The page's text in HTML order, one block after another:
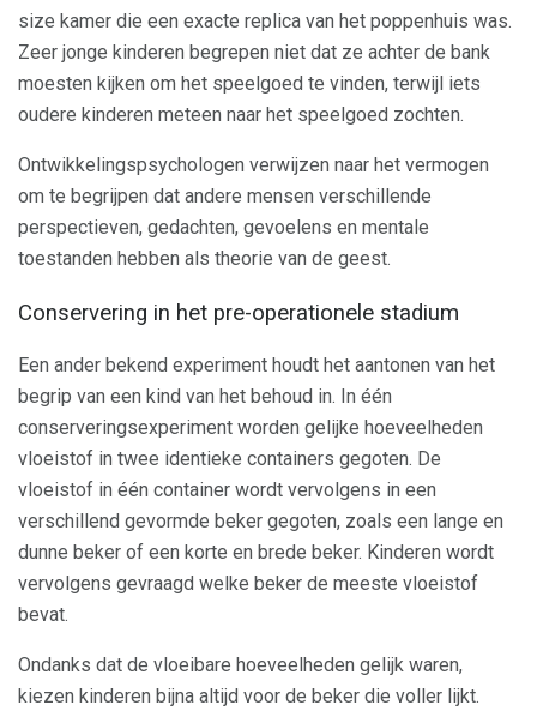
size kamer die een exacte replica van het poppenhuis was.
Zeer jonge kinderen begrepen niet dat ze achter de bank
moesten kijken om het speelgoed te vinden, terwijl iets
oudere kinderen meteen naar het speelgoed zochten.
Ontwikkelingspsychologen verwijzen naar het vermogen
om te begrijpen dat andere mensen verschillende
perspectieven, gedachten, gevoelens en mentale
toestanden hebben als theorie van de geest.
Conservering in het pre-operationele stadium
Een ander bekend experiment houdt het aantonen van het
begrip van een kind van het behoud in. In één
conserveringsexperiment worden gelijke hoeveelheden
vloeistof in twee identieke containers gegoten. De
vloeistof in één container wordt vervolgens in een
verschillend gevormde beker gegoten, zoals een lange en
dunne beker of een korte en brede beker. Kinderen wordt
vervolgens gevraagd welke beker de meeste vloeistof
bevat.
Ondanks dat de vloeibare hoeveelheden gelijk waren,
kiezen kinderen bijna altijd voor de beker die voller lijkt.